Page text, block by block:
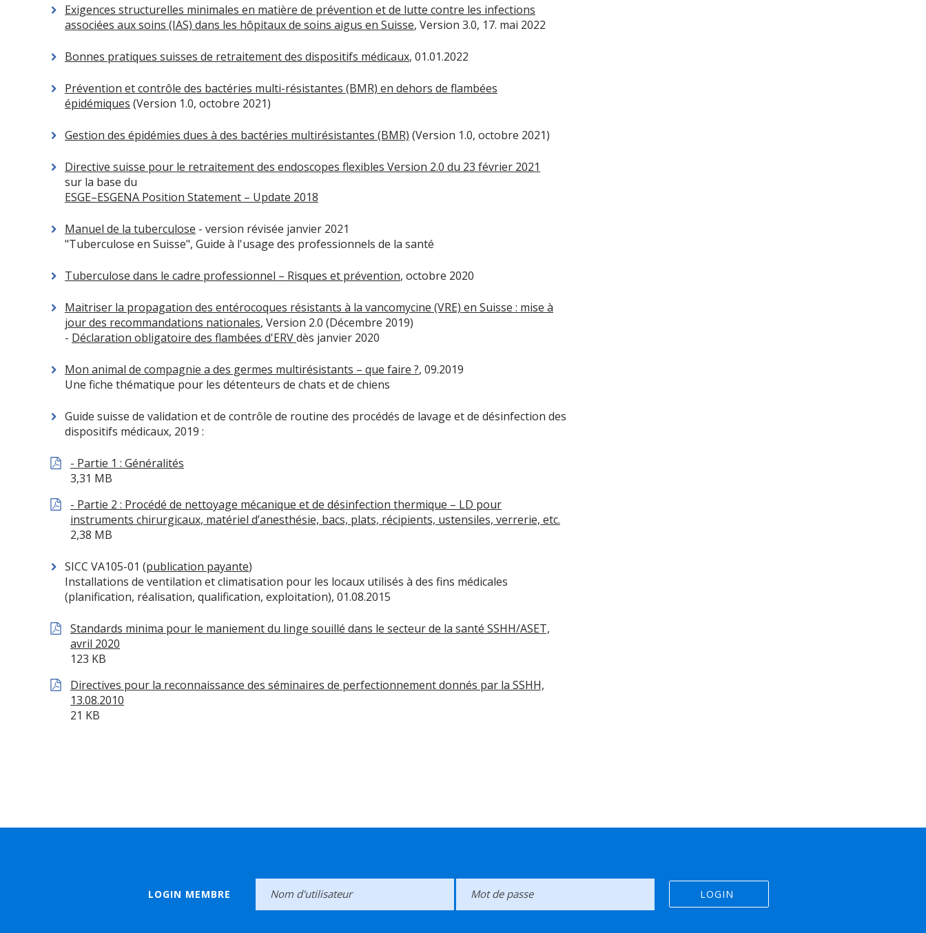
Exigences structurelles minimales en matière de prévention et de lutte contre les infections
associées aux soins (IAS) dans les hôpitaux de soins aigus en Suisse, Version 3.0, 17. mai 2022
Bonnes pratiques suisses de retraitement des dispositifs médicaux, 01.01.2022
Prévention et contrôle des bactéries multi-résistantes (BMR) en dehors de flambées
épidémiques (Version 1.0, octobre 2021)
Gestion des épidémies dues à des bactéries multirésistantes (BMR) (Version 1.0, octobre 2021)
Directive suisse pour le retraitement des endoscopes flexibles Version 2.0 du 23 février 2021
sur la base du
ESGE–ESGENA Position Statement – Update 2018
Manuel de la tuberculose - version révisée janvier 2021
"Tuberculose en Suisse", Guide à l'usage des professionnels de la santé
Tuberculose dans le cadre professionnel – Risques et prévention, octobre 2020
Maitriser la propagation des entérocoques résistants à la vancomycine (VRE) en Suisse : mise à
jour des recommandations nationales, Version 2.0 (Décembre 2019)
- Déclaration obligatoire des flambées d'ERVdès janvier 2020
Mon animal de compagnie a des germes multirésistants – que faire ?, 09.2019
Une fiche thématique pour les détenteurs de chats et de chiens
Guide suisse de validation et de contrôle de routine des procédés de lavage et de désinfection des
dispositifs médicaux, 2019 :
- Partie 1 : Généralités
3,31 MB
- Partie 2 : Procédé de nettoyage mécanique et de désinfection thermique – LD pour
instruments chirurgicaux, matériel d’anesthésie, bacs, plats, récipients, ustensiles, verrerie, etc.
2,38 MB
SICC VA105-01 (publication payante)
Installations de ventilation et climatisation pour les locaux utilisés à des fins médicales
(planification, réalisation, qualification, exploitation), 01.08.2015
Standards minima pour le maniement du linge souillé dans le secteur de la santé SSHH/ASET,
avril 2020
123 KB
Directives pour la reconnaissance des séminaires de perfectionnement donnés par la SSHH,
13.08.2010
21 KB
LOGIN MEMBRE